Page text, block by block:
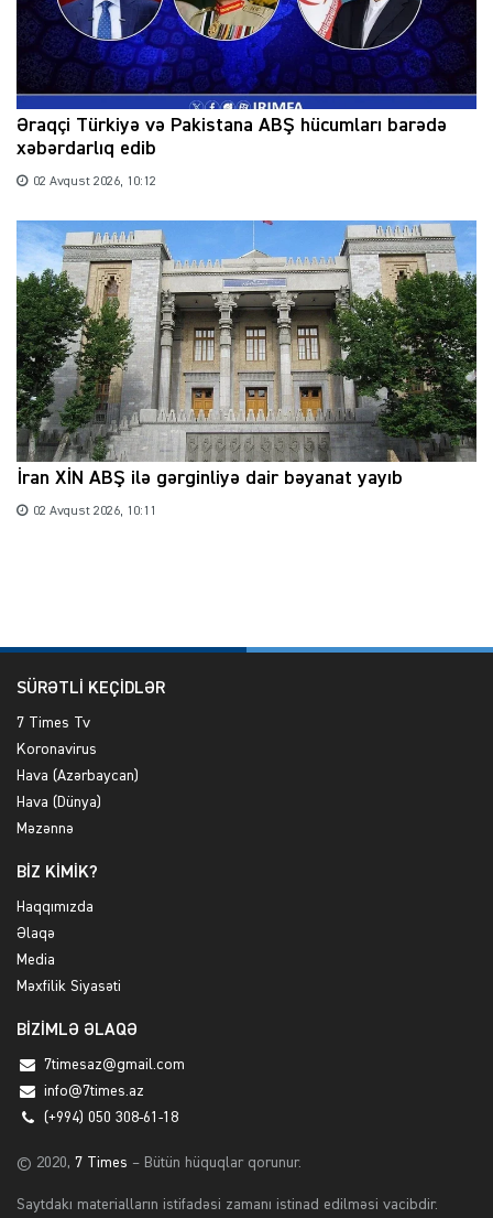
Əraqçi Türkiyə və Pakistana ABŞ hücumları barədə
xəbərdarlıq edib
02 Avqust 2026, 10:12
İran XİN ABŞ ilə gərginliyə dair bəyanat yayıb
02 Avqust 2026, 10:11
SÜRƏTLİ KEÇİDLƏR
7 Times Tv
Koronavirus
Hava (Azərbaycan)
Hava (Dünya)
Məzənnə
BİZ KİMİK?
Haqqımızda
Əlaqə
Media
Məxfilik Siyasəti
BİZİMLƏ ƏLAQƏ
7timesaz@gmail.com
info@7times.az
(+994) 050 308-61-18
© 2020, 7 Times – Bütün hüquqlar qorunur.
Saytdakı materialların istifadəsi zamanı istinad edilməsi vacibdir.